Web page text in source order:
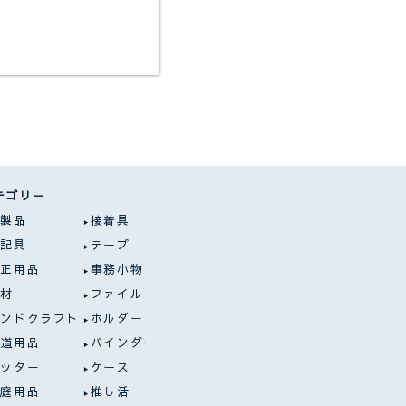
ゴリー
品
接着具
具
テープ
用品
事務小物
ファイル
ドクラフト
ホルダー
用品
バインダー
ター
ケース
用品
推し活